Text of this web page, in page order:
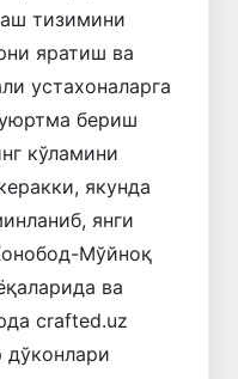
тизимини
яратиш ва
устахоналарга
бериш
кўламини
якунда
янги
Мўйноқ
ва
crafted.uz
дўконлари